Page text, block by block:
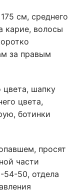
см, среднего
карие, волосы
за правым
цвета, шапку
цвета,
ботинки
просят
части
54-50, отдела